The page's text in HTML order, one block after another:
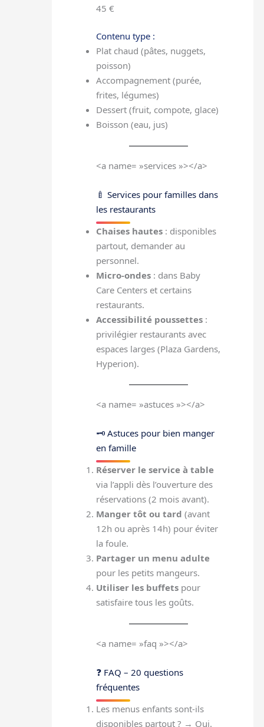
45 €
Contenu type :
Plat chaud (pâtes, nuggets,
poisson)
Accompagnement (purée,
frites, légumes)
Dessert (fruit, compote, glace)
Boisson (eau, jus)
<a name= »services »></a>
🍼 Services pour familles dans
les restaurants
Chaises hautes : disponibles
partout, demander au
personnel.
Micro-ondes : dans Baby
Care Centers et certains
restaurants.
Accessibilité poussettes :
privilégier restaurants avec
espaces larges (Plaza Gardens,
Hyperion).
<a name= »astuces »></a>
🗝 Astuces pour bien manger
en famille
Réserver le service à table
via l’appli dès l’ouverture des
réservations (2 mois avant).
Manger tôt ou tard (avant
12h ou après 14h) pour éviter
la foule.
Partager un menu adulte
pour les petits mangeurs.
Utiliser les buffets pour
satisfaire tous les goûts.
<a name= »faq »></a>
❓ FAQ – 20 questions
fréquentes
Les menus enfants sont-ils
disponibles partout ? → Oui.